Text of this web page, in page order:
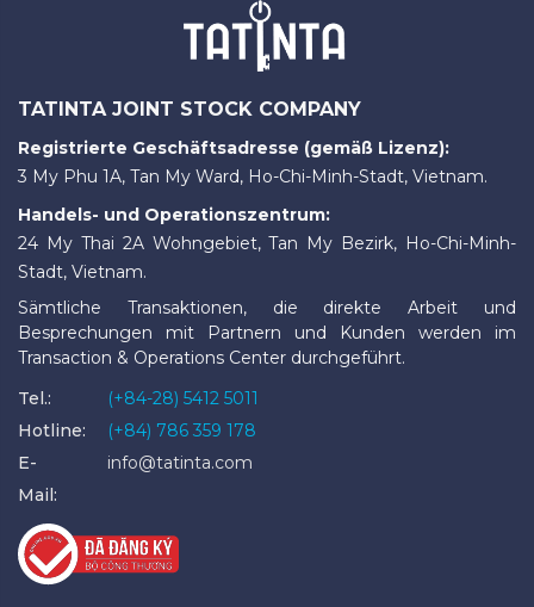
TATINTA JOINT STOCK COMPANY
Registrierte Geschäftsadresse (gemäß Lizenz):
3 My Phu 1A, Tan My Ward, Ho-Chi-Minh-Stadt, Vietnam.
Handels- und Operationszentrum:
24 My Thai 2A Wohngebiet, Tan My Bezirk, Ho-Chi-Minh-
Stadt, Vietnam.
Sämtliche Transaktionen, die direkte Arbeit und
Besprechungen mit Partnern und Kunden werden im
Transaction & Operations Center durchgeführt.
Tel.:
(+84-28) 5412 5011
Hotline:
(+84) 786 359 178
E-
Mail:
info@tatinta.com